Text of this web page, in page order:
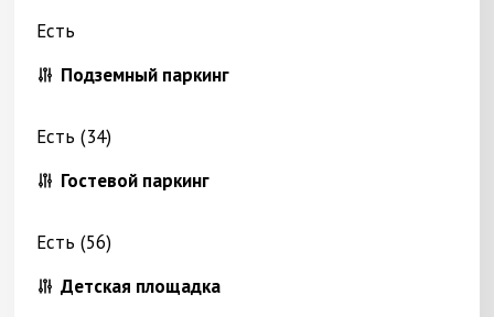
Есть
Подземный паркинг
Есть (34)
Гостевой паркинг
Есть (56)
Детская площадка